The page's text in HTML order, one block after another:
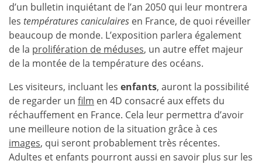
d’un bulletin inquiétant de l’an 2050 qui leur montrera
les températures caniculaires en France, de quoi réveiller
beaucoup de monde. L’exposition parlera également
de la prolifération de méduses, un autre effet majeur
de la montée de la température des océans.
Les visiteurs, incluant les enfants, auront la possibilité
de regarder un film en 4D consacré aux effets du
réchauffement en France. Cela leur permettra d’avoir
une meilleure notion de la situation grâce à ces
images, qui seront probablement très récentes.
Adultes et enfants pourront aussi en savoir plus sur les